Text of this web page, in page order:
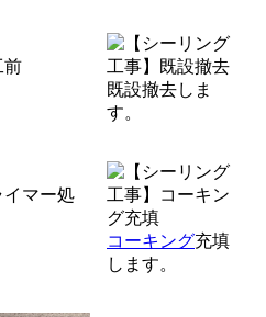
既設撤去しま
す。
コーキング充填
します。